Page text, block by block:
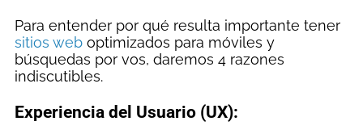
Para entender por qué resulta importante tener
sitios web optimizados para móviles y
búsquedas por vos, daremos 4 razones
indiscutibles.
Experiencia del Usuario (UX):